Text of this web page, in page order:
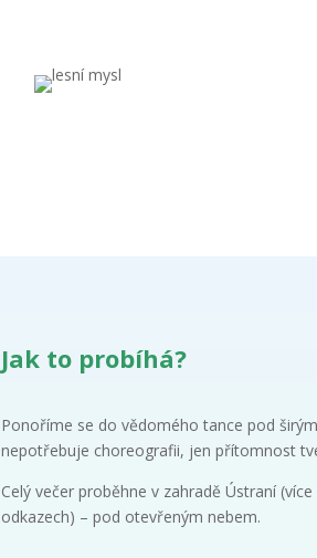
Jak to probíhá?
Ponoříme se do vědomého tance pod
nepotřebuje choreografii, jen přítomnost
Celý večer proběhne v zahradě Ústraní
odkazech) – pod otevřeným nebem.